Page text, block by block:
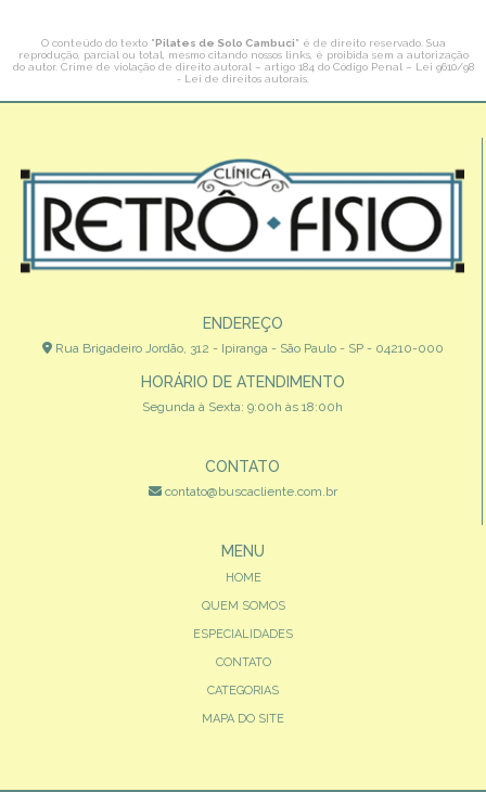
O conteúdo do texto "Pilates de Solo Cambuci" é de direito reservado. Sua
reprodução, parcial ou total, mesmo citando nossos links, é proibida sem a autorização
do autor. Crime de violação de direito autoral – artigo 184 do Código Penal – Lei 9610/98
- Lei de direitos autorais.
ENDEREÇO
Rua Brigadeiro Jordão, 312 - Ipiranga - São Paulo - SP - 04210-000
HORÁRIO DE ATENDIMENTO
Segunda à Sexta: 9:00h às 18:00h
CONTATO
contato@buscacliente.com.br
MENU
HOME
QUEM SOMOS
ESPECIALIDADES
CONTATO
CATEGORIAS
MAPA DO SITE